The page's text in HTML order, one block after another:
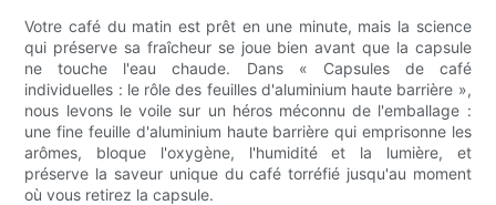
Votre café du matin est prêt en une minute, mais la science
qui préserve sa fraîcheur se joue bien avant que la capsule
ne touche l'eau chaude. Dans « Capsules de café
individuelles : le rôle des feuilles d'aluminium haute barrière »,
nous levons le voile sur un héros méconnu de l'emballage :
une fine feuille d'aluminium haute barrière qui emprisonne les
arômes, bloque l'oxygène, l'humidité et la lumière, et
préserve la saveur unique du café torréfié jusqu'au moment
où vous retirez la capsule.